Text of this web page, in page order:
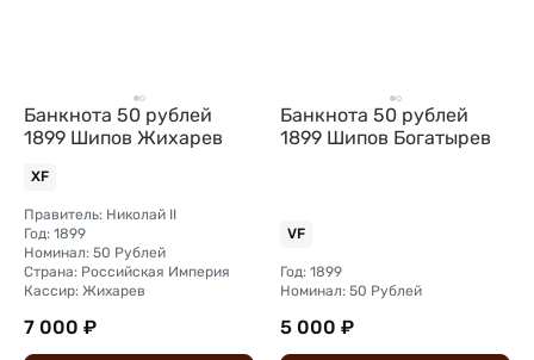
Банкнота 50 рублей
1899 Шипов Жихарев
XF
Правитель: Николай II
Год: 1899
Номинал: 50 Рублей
Страна: Российская Империя
Кассир: Жихарев
7 000 ₽
Банкнота 50 рублей
1899 Шипов Богатырев
VF
Год: 1899
Номинал: 50 Рублей
5 000 ₽